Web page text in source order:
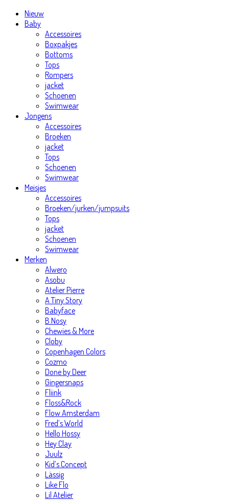
Nieuw
Baby
Accessoires
Boxpakjes
Bottoms
Tops
Rompers
jacket
Schoenen
Swimwear
Jongens
Accessoires
Broeken
jacket
Tops
Schoenen
Swimwear
Meisjes
Accessoires
Broeken/jurken/jumpsuits
Tops
jacket
Schoenen
Swimwear
Merken
Alwero
Asobu
Atelier Pierre
A Tiny Story
Babyface
B.Nosy
Chewies & More
Cloby
Copenhagen Colors
Cozmo
Done by Deer
Gingersnaps
Fliink
Floss&Rock
Flow Amsterdam
Fred’s World
Hello Hossy
Hey Clay
Juulz
Kid’s Concept
Lässig
Like Flo
Lil Atelier